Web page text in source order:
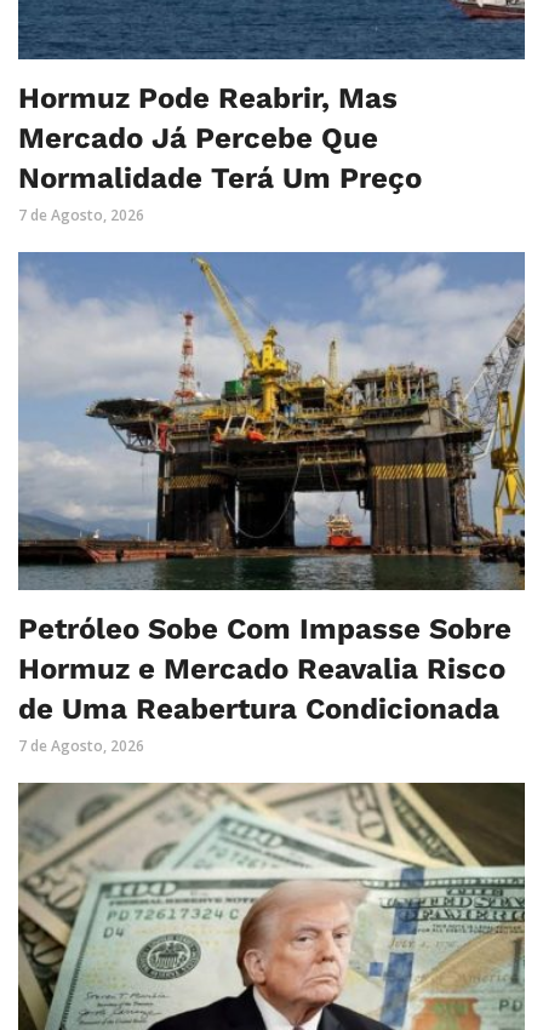
Hormuz Pode Reabrir, Mas
Mercado Já Percebe Que
Normalidade Terá Um Preço
7 de Agosto, 2026
Petróleo Sobe Com Impasse Sobre
Hormuz e Mercado Reavalia Risco
de Uma Reabertura Condicionada
7 de Agosto, 2026